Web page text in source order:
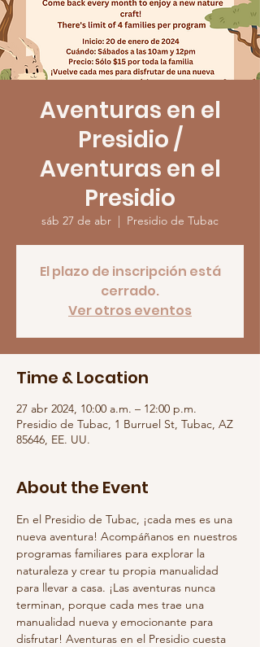
Aventuras en el
Presidio /
Aventuras en el
Presidio
sáb 27 de abr
  |
Presidio de Tubac
El plazo de inscripción está
cerrado.
Ver otros eventos
Time & Location
27 abr 2024, 10:00 a.m. – 12:00 p.m.
Presidio de Tubac, 1 Burruel St, Tubac, AZ
85646, EE. UU.
About the Event
En el Presidio de Tubac, ¡cada mes es una
nueva aventura! Acompáñanos en nuestros
programas familiares para explorar la
naturaleza y crear tu propia manualidad
para llevar a casa. ¡Las aventuras nunca
terminan, porque cada mes trae una
manualidad nueva y emocionante para
disfrutar! Aventuras en el Presidio cuesta